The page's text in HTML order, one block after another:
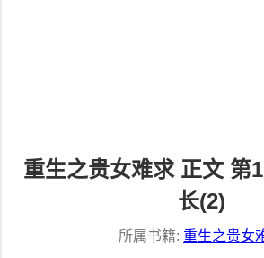
重生之贵女难求 正文 第
长(2)
所属书籍: 重生之贵女